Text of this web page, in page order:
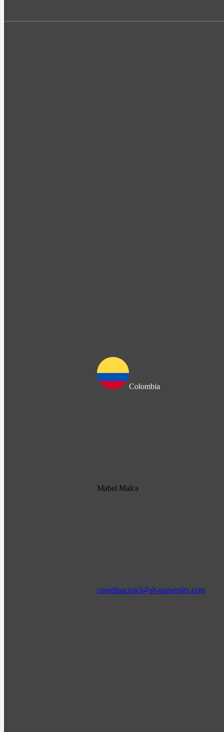
Colombia
Mabel Malca
coordinacion3@sb-university.com